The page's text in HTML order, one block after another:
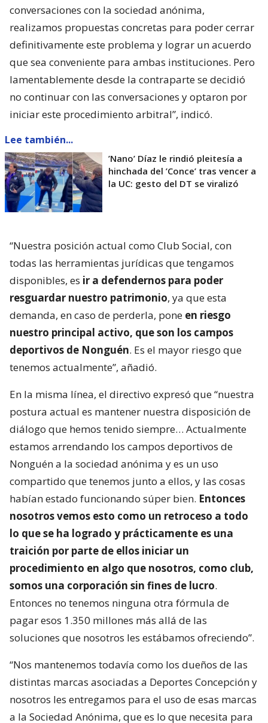
conversaciones con la sociedad anónima,
realizamos propuestas concretas para poder cerrar
definitivamente este problema y lograr un acuerdo
que sea conveniente para ambas instituciones. Pero
lamentablemente desde la contraparte se decidió
no continuar con las conversaciones y optaron por
iniciar este procedimiento arbitral”, indicó.
Lee también...
’Nano’ Díaz le rindió pleitesía a
hinchada del ’Conce’ tras vencer a
la UC: gesto del DT se viralizó
“Nuestra posición actual como Club Social, con
todas las herramientas jurídicas que tengamos
disponibles, es ir a defendernos para poder
resguardar nuestro patrimonio, ya que esta
demanda, en caso de perderla, pone en riesgo
nuestro principal activo, que son los campos
deportivos de Nonguén. Es el mayor riesgo que
tenemos actualmente”, añadió.
En la misma línea, el directivo expresó que “nuestra
postura actual es mantener nuestra disposición de
diálogo que hemos tenido siempre… Actualmente
estamos arrendando los campos deportivos de
Nonguén a la sociedad anónima y es un uso
compartido que tenemos junto a ellos, y las cosas
habían estado funcionando súper bien. Entonces
nosotros vemos esto como un retroceso a todo
lo que se ha logrado y prácticamente es una
traición por parte de ellos iniciar un
procedimiento en algo que nosotros, como club,
somos una corporación sin fines de lucro.
Entonces no tenemos ninguna otra fórmula de
pagar esos 1.350 millones más allá de las
soluciones que nosotros les estábamos ofreciendo”.
“Nos mantenemos todavía como los dueños de las
distintas marcas asociadas a Deportes Concepción y
nosotros les entregamos para el uso de esas marcas
a la Sociedad Anónima, que es lo que necesita para